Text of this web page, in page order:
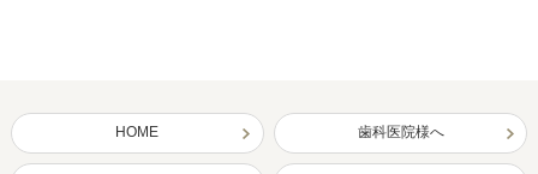
HOME 歯科医院様へ